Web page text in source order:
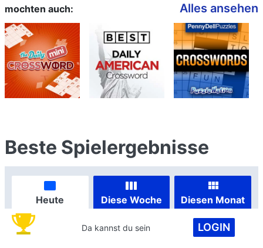
mochten auch:
Alles ansehen
Beste Spielergebnisse
Heute Diese Woche Diesen Monat
Da kannst du sein LOGIN